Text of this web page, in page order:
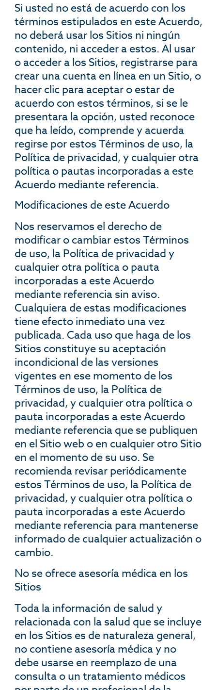
Si usted no está de acuerdo con los
términos estipulados en este Acuerdo,
no deberá usar los Sitios ni ningún
contenido, ni acceder a estos. Al usar
o acceder a los Sitios, registrarse para
crear una cuenta en línea en un Sitio, o
hacer clic para aceptar o estar de
acuerdo con estos términos, si se le
presentara la opción, usted reconoce
que ha leído, comprende y acuerda
regirse por estos Términos de uso, la
Política de privacidad, y cualquier otra
política o pautas incorporadas a este
Acuerdo mediante referencia.
Modificaciones de este Acuerdo
Nos reservamos el derecho de
modificar o cambiar estos Términos
de uso, la Política de privacidad y
cualquier otra política o pauta
incorporadas a este Acuerdo
mediante referencia sin aviso.
Cualquiera de estas modificaciones
tiene efecto inmediato una vez
publicada. Cada uso que haga de los
Sitios constituye su aceptación
incondicional de las versiones
vigentes en ese momento de los
Términos de uso, la Política de
privacidad, y cualquier otra política o
pauta incorporadas a este Acuerdo
mediante referencia que se publiquen
en el Sitio web o en cualquier otro Sitio
en el momento de su uso. Se
recomienda revisar periódicamente
estos Términos de uso, la Política de
privacidad, y cualquier otra política o
pauta incorporadas a este Acuerdo
mediante referencia para mantenerse
informado de cualquier actualización o
cambio.
No se ofrece asesoría médica en los
Sitios
Toda la información de salud y
relacionada con la salud que se incluye
en los Sitios es de naturaleza general,
no contiene asesoría médica y no
debe usarse en reemplazo de una
consulta o un tratamiento médicos